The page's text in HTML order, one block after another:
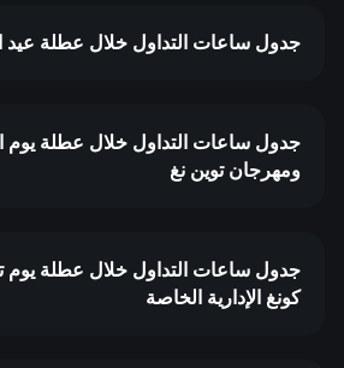
جدول ساعات التداول خلال عطلة عيد
جدول ساعات التداول خلال عطلة يوم
ومهرجان توين نغ
جدول ساعات التداول خلال عطلة
كونغ الإدارية الخاصة